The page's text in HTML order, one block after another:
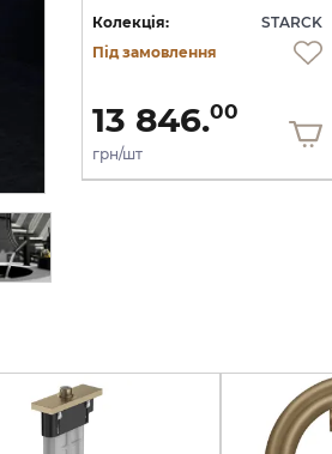
Колекція:
STARCK
Під замовлення
13 846.00
грн/шт